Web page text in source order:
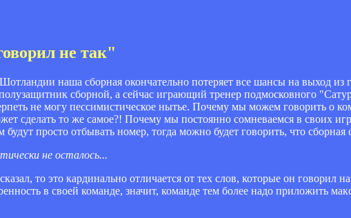
не так"
наша сборная окончательно потеряет все шансы на выход из
сборной, а сейчас играющий тренер подмосковного
не могу пессимистическое нытье. Почему мы можем говорить о
сделать то же самое?! Почему мы постоянно сомневаемся в своих
просто отбывать номер, тогда можно будет говорить, что сборная
не осталось...
то это кардинально отличается от тех слов, которые он говорил
в своей команде, значит, команде тем более надо приложить